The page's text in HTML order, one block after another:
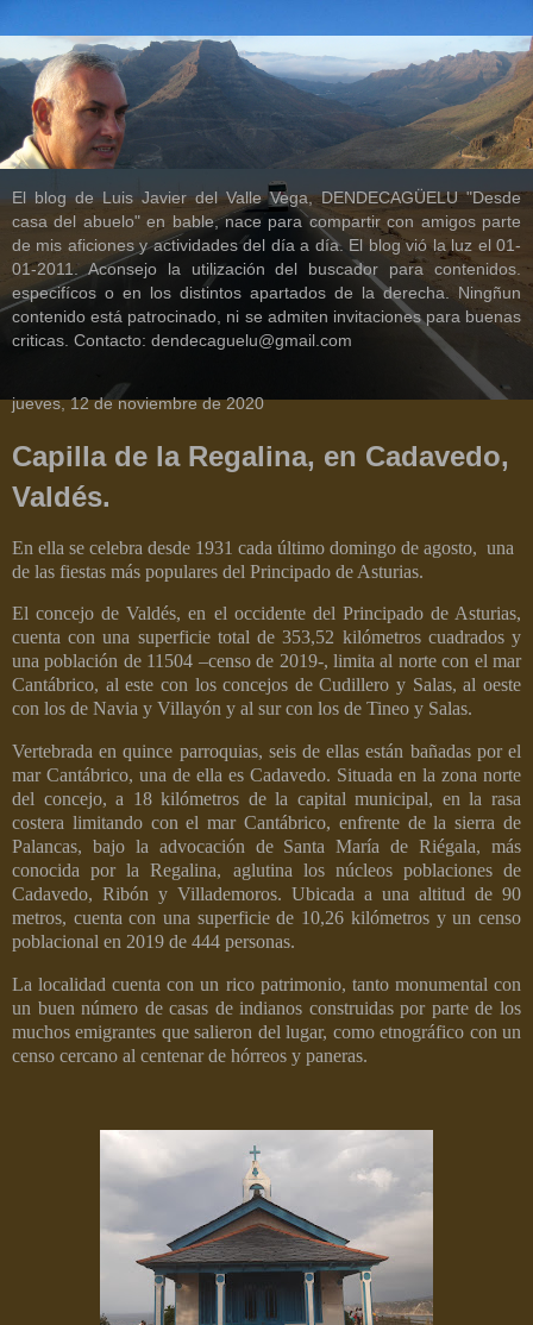
El blog de Luis Javier del Valle Vega, DENDECAGÜELU "Desde
casa del abuelo" en bable, nace para compartir con amigos parte
de mis aficiones y actividades del día a día. El blog vió la luz el 01-
01-2011. Aconsejo la utilización del buscador para contenidos.
especifícos o en los distintos apartados de la derecha. Ningñun
contenido está patrocinado, ni se admiten invitaciones para buenas
criticas. Contacto: dendecaguelu@gmail.com
jueves, 12 de noviembre de 2020
Capilla de la Regalina, en Cadavedo,
Valdés.
En ella se celebra desde 1931 cada último domingo de agosto, una
de las fiestas más populares del Principado de Asturias.
El concejo de Valdés, en el occidente del Principado de Asturias,
cuenta con una superficie total de 353,52 kilómetros cuadrados y
una población de 11504 –censo de 2019-, limita al norte con el mar
Cantábrico, al este con los concejos de Cudillero y Salas, al oeste
con los de Navia y Villayón y al sur con los de Tineo y Salas.
Vertebrada en quince parroquias, seis de ellas están bañadas por el
mar Cantábrico, una de ella es Cadavedo. Situada en la zona norte
del concejo, a 18 kilómetros de la capital municipal, en la rasa
costera limitando con el mar Cantábrico, enfrente de la sierra de
Palancas, bajo la advocación de Santa María de Riégala, más
conocida por la Regalina, aglutina los núcleos poblaciones de
Cadavedo, Ribón y Villademoros. Ubicada a una altitud de 90
metros, cuenta con una superficie de 10,26 kilómetros y un censo
poblacional en 2019 de 444 personas.
La localidad cuenta con un rico patrimonio, tanto monumental con
un buen número de casas de indianos construidas por parte de los
muchos emigrantes que salieron del lugar, como etnográfico con un
censo cercano al centenar de hórreos y paneras.